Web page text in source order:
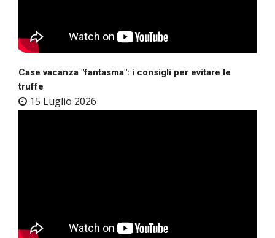
Case vacanza "fantasma": i consigli per evitare le
truffe
15 Luglio 2026